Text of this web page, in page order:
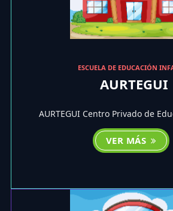
ESCUELA DE EDUCACIÓN
AURTEGUI
AURTEGUI Centro Privado de
VER MÁS